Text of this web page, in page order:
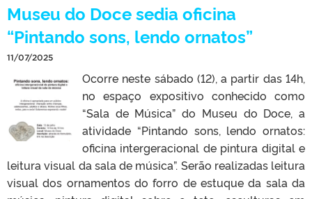
Museu do Doce sedia oficina
“Pintando sons, lendo ornatos”
11/07/2025
Ocorre neste sábado (12), a partir das 14h,
no espaço expositivo conhecido como
“Sala de Música” do Museu do Doce, a
atividade “Pintando sons, lendo ornatos:
oficina intergeracional de pintura digital e
leitura visual da sala de música”. Serão realizadas leitura
visual dos ornamentos do forro de estuque da sala da